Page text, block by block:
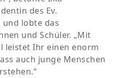
des Ev.
und lobte das
und Schüler. „Mit
leistet Ihr einen enorm
auch junge Menschen